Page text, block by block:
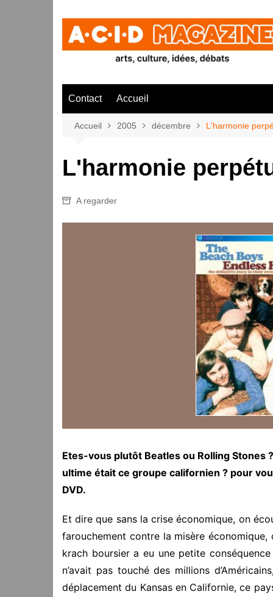
Contact Accueil
Accueil 2005 décembre L'harmonie
L'harmonie
A regarder
Etes-vous plutôt Beatles ou Rolling Stones
ultime était ce groupe californien ? pour
DVD.
Et dire que sans la crise économique, on
farouchement contre la misère
krach boursier a eu une petite
n’avait pas touché des millions
déplacement du Kansas en Californie, ce